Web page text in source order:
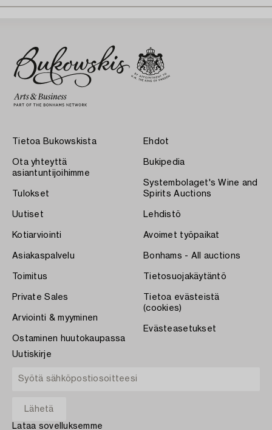
Tietoa Bukowskista
Ota yhteyttä
asiantuntijoihimme
Tulokset
Uutiset
Kotiarviointi
Asiakaspalvelu
Toimitus
Private Sales
Arviointi & myyminen
Ostaminen huutokaupassa
Ehdot
Bukipedia
Systembolaget's Wine and
Spirits Auctions
Lehdistö
Avoimet työpaikat
Bonhams - All auctions
Tietosuojakäytäntö
Tietoa evästeistä
(cookies)
Evästeasetukset
Uutiskirje
Lataa sovelluksemme